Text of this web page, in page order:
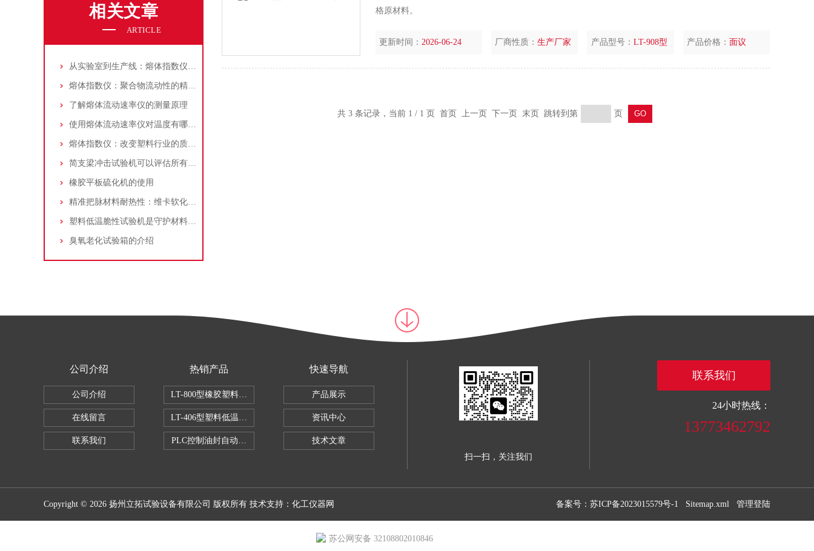
相关文章
ARTICLE
从实验室到生产线：熔体指数仪如何重塑材料研发逻辑
熔体指数仪：聚合物流动性的精准量测与工业应用
了解熔体流动速率仪的测量原理
使用熔体流动速率仪对温度有哪些要求
熔体指数仪：改变塑料行业的质量控制游戏
简支梁冲击试验机可以评估所有材料的断裂性能
橡胶平板硫化机的使用
精准把脉材料耐热性：维卡软化点测定仪标准化操作指南
塑料低温脆性试验机是守护材料低温性能的“冷峻哨兵”
臭氧老化试验箱的介绍
格原材料。
更新时间：2026-06-24 厂商性质：生产厂家 产品型号： LT-908型 产品价格： 面议
共 3 条记录，当前 1 / 1 页 首页 上一页 下一页 末页 跳转到第 页
公司介绍
公司介绍
在线留言
联系我们
热销产品
LT-800型橡胶塑料拉伸试验机
LT-406型塑料低温脆性试验机
PLC控制油封自动修边机
快速导航
产品展示
资讯中心
技术文章
扫一扫，关注我们
联系我们
24小时热线：
13773462792
Copyright © 2026 扬州立拓试验设备有限公司 版权所有 技术支持： 化工仪器网 备案号：苏ICP备2023015579号-1 Sitemap.xml 管理登陆
苏公网安备 32108802010846